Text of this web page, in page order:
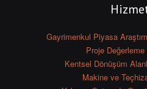
Gayrimenkul Piyasa
Proje
Kentsel Dönüşüm
Makine ve